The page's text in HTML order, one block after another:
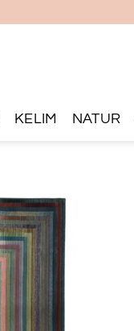
KELIM NATUR